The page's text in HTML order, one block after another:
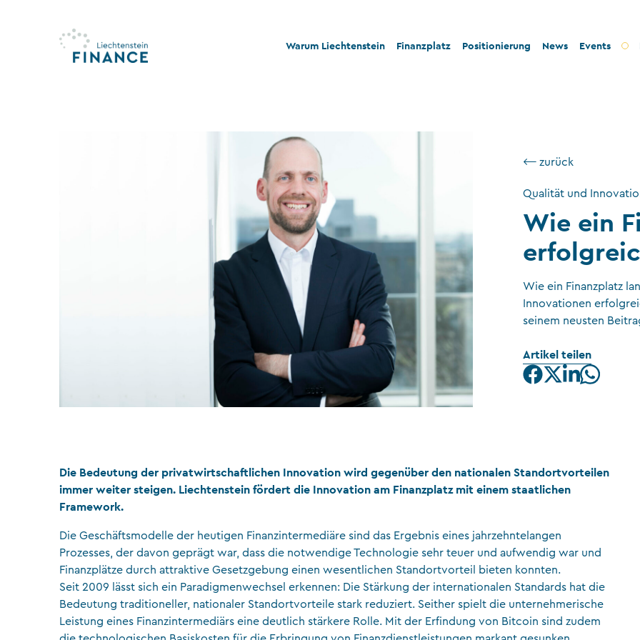
Warum Liechtenstein
Stabilität und Rechtssicherheit
Rechts- und Steuerkonformität
Nachhaltigkeit und Philanthropie
Stiftungswesen
Finanzplatz
Treuhandsektor
Gemeinnützige Stiftungen und Trusts
Wirtschaftsprüfung
VT-Dienstleistungen
Versicherungsvermittler
CFA Society Liechtenstein
Rechtsanwälte
Positionierung News Events
⟵ zurück
Qualität und
Wie ein
Wie ein Finanzplatz
Innovationen
seinem neusten
Artikel teilen
Die Bedeutung der privatwirtschaftlichen Innovation wird gegenüber den nationalen Standortvorteilen
immer weiter steigen. Liechtenstein fördert die Innovation am Finanzplatz mit einem staatlichen
Framework.
Die Geschäftsmodelle der heutigen Finanzintermediäre sind das Ergebnis eines jahrzehntelangen
Prozesses, der davon geprägt war, dass die notwendige Technologie sehr teuer und aufwendig war und
Finanzplätze durch attraktive Gesetzgebung einen wesentlichen Standortvorteil bieten konnten.
Seit 2009 lässt sich ein Paradigmenwechsel erkennen: Die Stärkung der internationalen Standards hat die
Bedeutung traditioneller, nationaler Standortvorteile stark reduziert. Seither spielt die unternehmerische
Leistung eines Finanzintermediärs eine deutlich stärkere Rolle. Mit der Erfindung von Bitcoin sind zudem